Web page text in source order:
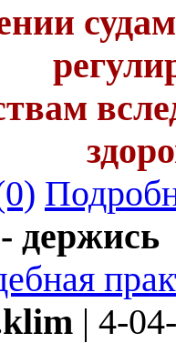
держись
| 4-